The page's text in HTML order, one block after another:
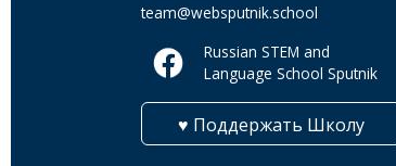
team@websputnik.school
Russian STEM and
Language School Sputnik
♥ Поддержать Школу